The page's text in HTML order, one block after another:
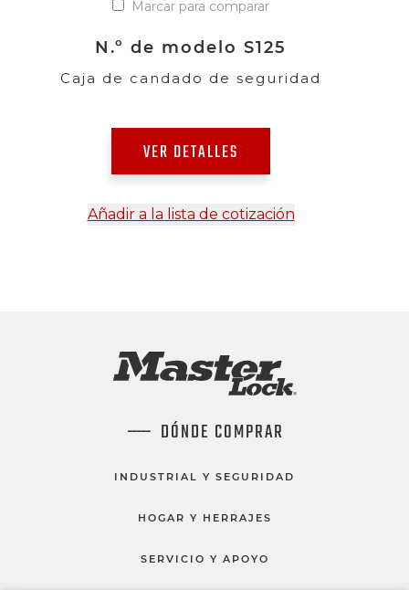
Marcar para comparar
N.º de modelo S125
Caja de candado de seguridad
VER DETALLES
Añadir a la lista de cotización
DÓNDE COMPRAR
INDUSTRIAL Y SEGURIDAD
HOGAR Y HERRAJES
SERVICIO Y APOYO